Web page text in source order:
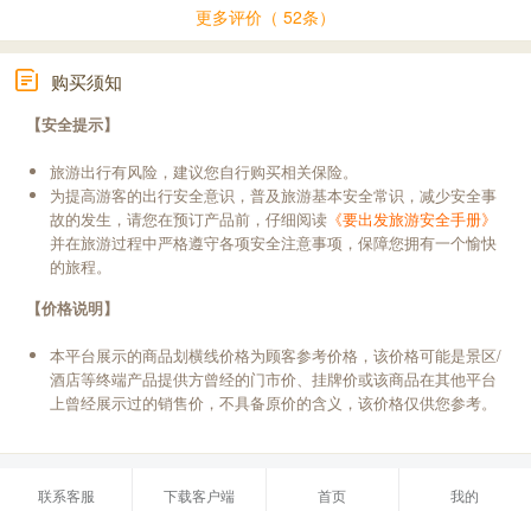
更多评价（ 52条）
购买须知
【安全提示】
旅游出行有风险，建议您自行购买相关保险。
为提高游客的出行安全意识，普及旅游基本安全常识，减少安全事
故的发生，请您在预订产品前，仔细阅读 《要出发旅游安全手册》
并在旅游过程中严格遵守各项安全注意事项，保障您拥有一个愉快
的旅程。
【价格说明】
本平台展示的商品划横线价格为顾客参考价格，该价格可能是景区/
酒店等终端产品提供方曾经的门市价、挂牌价或该商品在其他平台
上曾经展示过的销售价，不具备原价的含义，该价格仅供您参考。
联系客服 下载客户端 首页 我的